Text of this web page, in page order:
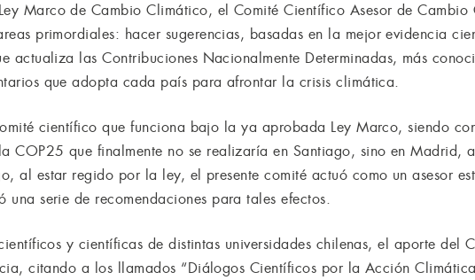
Marco de Cambio Climático, el Comité Científico Asesor de
primordiales: hacer sugerencias, basadas en la mejor evidencia
actualiza las Contribuciones Nacionalmente Determinadas, más
que adopta cada país para afrontar la crisis climática.
científico que funciona bajo la ya aprobada Ley Marco, siendo
COP25 que finalmente no se realizaría en Santiago, sino en Madrid,
al estar regido por la ley, el presente comité actuó como un asesor
una serie de recomendaciones para tales efectos.
y científicas de distintas universidades chilenas, el aporte del
citando a los llamados “Diálogos Científicos por la Acción